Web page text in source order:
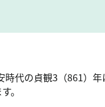
代の貞観3（861）
。